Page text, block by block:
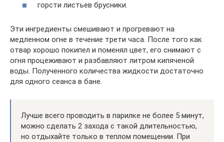
горсти листьев брусники.
Эти ингредиенты смешивают и прогревают на
медленном огне в течение трети часа. После того как
отвар хорошо покипел и поменял цвет, его снимают с
огня процеживают и разбавляют литром кипяченой
воды. Полученного количества жидкости достаточно
для одного сеанса в бане.
Лучше всего проводить в парилке не более 5 минут,
можно сделать 2 захода с такой длительностью,
но отдыхайте только в теплом помещении. При